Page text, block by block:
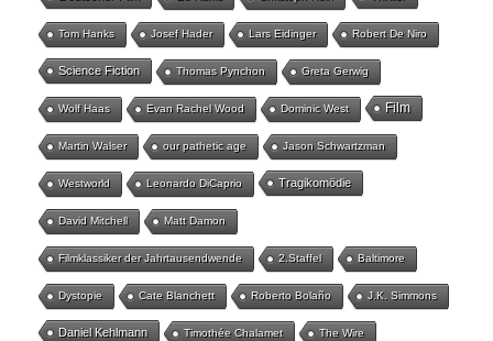
Tom Hanks Josef Hader Lars Eidinger Robert De Niro
Science Fiction Thomas Pynchon Greta Gerwig
Wolf Haas Evan Rachel Wood Dominic West Film
Martin Walser our pathetic age Jason Schwartzman
Westworld Leonardo DiCaprio Tragikomödie
David Mitchell Matt Damon
Filmklassiker der Jahrtausendwende 2.Staffel Baltimore
Dystopie Cate Blanchett Roberto Bolaño J.K. Simmons
Daniel Kehlmann Timothée Chalamet The Wire